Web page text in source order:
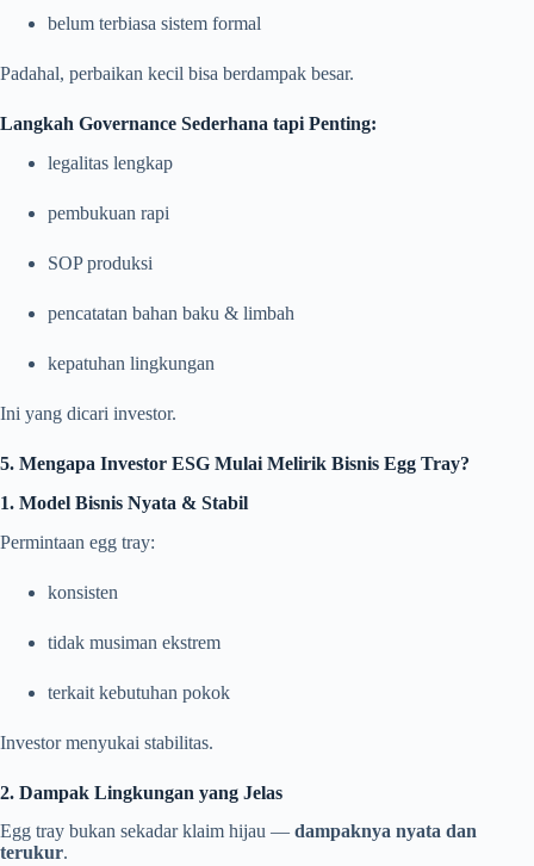
belum terbiasa sistem formal
Padahal, perbaikan kecil bisa berdampak besar.
Langkah Governance Sederhana tapi Penting:
legalitas lengkap
pembukuan rapi
SOP produksi
pencatatan bahan baku & limbah
kepatuhan lingkungan
Ini yang dicari investor.
5. Mengapa Investor ESG Mulai Melirik Bisnis Egg Tray?
1. Model Bisnis Nyata & Stabil
Permintaan egg tray:
konsisten
tidak musiman ekstrem
terkait kebutuhan pokok
Investor menyukai stabilitas.
2. Dampak Lingkungan yang Jelas
Egg tray bukan sekadar klaim hijau — dampaknya nyata dan
terukur.